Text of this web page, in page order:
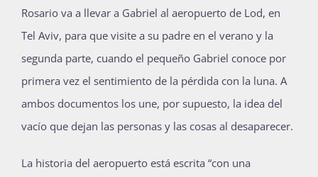
Rosario va a llevar a Gabriel al aeropuerto de Lod, en
Tel Aviv, para que visite a su padre en el verano y la
segunda parte, cuando el pequeño Gabriel conoce por
primera vez el sentimiento de la pérdida con la luna. A
ambos documentos los une, por supuesto, la idea del
vacío que dejan las personas y las cosas al desaparecer.
La historia del aeropuerto está escrita “con una